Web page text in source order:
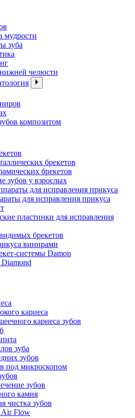
мудрости
зуба
челюсти
композитом
брекетов
брекетов
зубов у взрослых
для исправления прикуса
для исправления прикуса
пластинки для исправления
брекетов
винирами
системы Damon
кариеса
кариеса зубов
зуба
зубов
под микроскопом
зубов
камня
чистка зубов
Air Flow